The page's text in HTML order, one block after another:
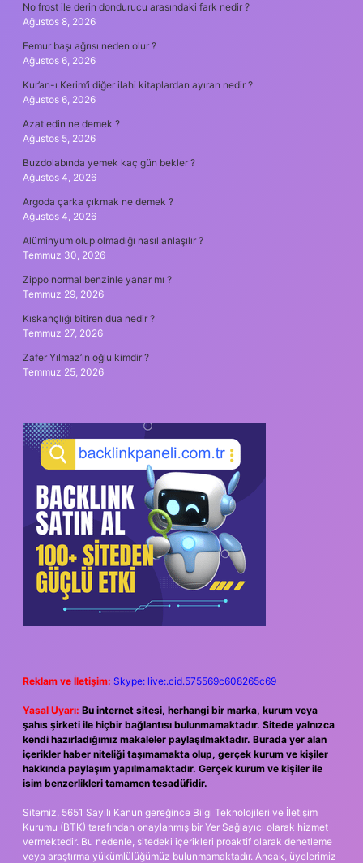
No frost ile derin dondurucu arasındaki fark nedir ?
Ağustos 8, 2026
Femur başı ağrısı neden olur ?
Ağustos 6, 2026
Kur’an-ı Kerim’i diğer ilahi kitaplardan ayıran nedir ?
Ağustos 6, 2026
Azat edin ne demek ?
Ağustos 5, 2026
Buzdolabında yemek kaç gün bekler ?
Ağustos 4, 2026
Argoda çarka çıkmak ne demek ?
Ağustos 4, 2026
Alüminyum olup olmadığı nasıl anlaşılır ?
Temmuz 30, 2026
Zippo normal benzinle yanar mı ?
Temmuz 29, 2026
Kıskançlığı bitiren dua nedir ?
Temmuz 27, 2026
Zafer Yılmaz’ın oğlu kimdir ?
Temmuz 25, 2026
Reklam ve İletişim: Skype: live:.cid.575569c608265c69
Yasal Uyarı: Bu internet sitesi, herhangi bir marka, kurum veya
şahıs şirketi ile hiçbir bağlantısı bulunmamaktadır. Sitede yalnızca
kendi hazırladığımız makaleler paylaşılmaktadır. Burada yer alan
içerikler haber niteliği taşımamakta olup, gerçek kurum ve kişiler
hakkında paylaşım yapılmamaktadır. Gerçek kurum ve kişiler ile
isim benzerlikleri tamamen tesadüfidir.
Sitemiz, 5651 Sayılı Kanun gereğince Bilgi Teknolojileri ve İletişim
Kurumu (BTK) tarafından onaylanmış bir Yer Sağlayıcı olarak hizmet
vermektedir. Bu nedenle, sitedeki içerikleri proaktif olarak denetleme
veya araştırma yükümlülüğümüz bulunmamaktadır. Ancak, üyelerimiz